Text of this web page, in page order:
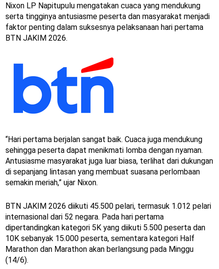
Nixon LP Napitupulu mengatakan cuaca yang mendukung
serta tingginya antusiasme peserta dan masyarakat menjadi
faktor penting dalam suksesnya pelaksanaan hari pertama
BTN JAKIM 2026.
“Hari pertama berjalan sangat baik. Cuaca juga mendukung
sehingga peserta dapat menikmati lomba dengan nyaman.
Antusiasme masyarakat juga luar biasa, terlihat dari dukungan
di sepanjang lintasan yang membuat suasana perlombaan
semakin meriah,” ujar Nixon.
BTN JAKIM 2026 diikuti 45.500 pelari, termasuk 1.012 pelari
internasional dari 52 negara. Pada hari pertama
dipertandingkan kategori 5K yang diikuti 5.500 peserta dan
10K sebanyak 15.000 peserta, sementara kategori Half
Marathon dan Marathon akan berlangsung pada Minggu
(14/6).